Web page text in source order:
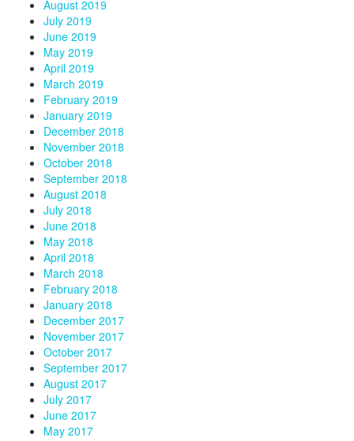
August 2019
July 2019
June 2019
May 2019
April 2019
March 2019
February 2019
January 2019
December 2018
November 2018
October 2018
September 2018
August 2018
July 2018
June 2018
May 2018
April 2018
March 2018
February 2018
January 2018
December 2017
November 2017
October 2017
September 2017
August 2017
July 2017
June 2017
May 2017